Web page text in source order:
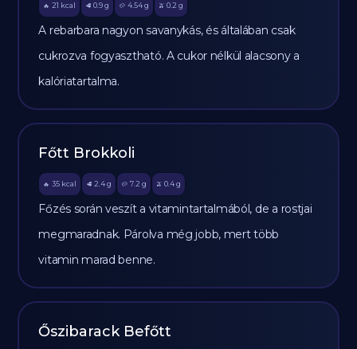
🔥 21 kcal 🥩 0.9 g 🥔 4.54g 🫒 0.2 g
A rebarbara nagyon savanykás, és általában csak
cukrozva fogyasztható. A cukor nélkül alacsony a
kalóriatartalma.
Főtt Brokkoli
🔥 35 kcal 🥩 2.4 g 🥔 7.2 g 🫒 0.4 g
Főzés során veszít a vitamintartalmából, de a rostjai
megmaradnak. Párolva még jobb, mert több
vitamin marad benne.
Őszibarack Befőtt